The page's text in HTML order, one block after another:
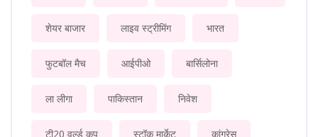
शेयर बाजार लाइव स्ट्रीमिंग भारत
फुटबॉल मैच आईपीओ बार्सिलोना
ला लीगा पाकिस्तान निवेश
टी20 वर्ल्ड कप स्टॉक मार्केट कांग्रेस